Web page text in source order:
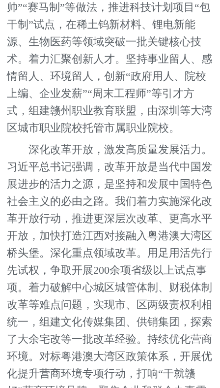
帅”“赛马制”等做法，推进科技计划项目“包
干制”试点，在稀土钨新材料、锂电新能
源、生物医药等领域突破一批关键核心技
术。着力汇聚创新人才。坚持事业留人、感
情留人、环境留人，创新“政府用人、院校
上编、企业发薪”“周末工程师”等引才方
式，组建赣州职业教育联盟，由深圳等大湾
区城市职业院校托管市属职业院校。
深化改革开放，激发高质量发展活力。
习近平总书记强调，改革开放是当代中国发
展进步的活力之源，是坚持和发展中国特色
社会主义的必由之路。我们着力实施深化改
革开放行动，推进更深层次改革、更高水平
开放，加快打造江西对接融入粤港澳大湾区
桥头堡。深化重点领域改革。用足用活先行
先试权，争取开展200余项省级以上试点事
项。着力破解中心城区城管体制、财税体制
改革等难点问题，实现市、区两级责权利相
统一，组建文化传媒集团、供销集团，探索
了大余宅改等一批改革经验。持续优化营商
环境。对标粤港澳大湾区政策体系，开展优
化提升营商环境专项行动，打响“干就赣